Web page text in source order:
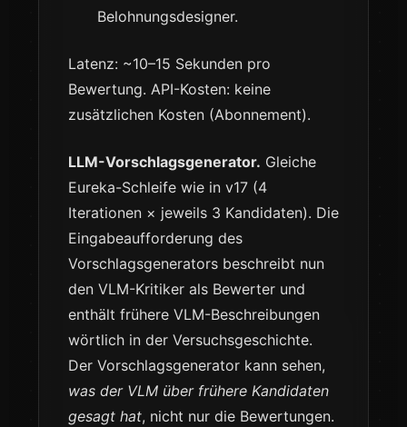
Belohnungsdesigner.
Latenz: ~10–15 Sekunden pro
Bewertung. API-Kosten: keine
zusätzlichen Kosten (Abonnement).
LLM-Vorschlagsgenerator. Gleiche
Eureka-Schleife wie in v17 (4
Iterationen × jeweils 3 Kandidaten). Die
Eingabeaufforderung des
Vorschlagsgenerators beschreibt nun
den VLM-Kritiker als Bewerter und
enthält frühere VLM-Beschreibungen
wörtlich in der Versuchsgeschichte.
Der Vorschlagsgenerator kann sehen,
was der VLM über frühere Kandidaten
gesagt hat, nicht nur die Bewertungen.